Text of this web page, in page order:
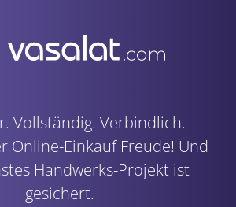
Vollständig. Verbindlich.
Online-Einkauf Freude! Und
Handwerks-Projekt ist
gesichert.